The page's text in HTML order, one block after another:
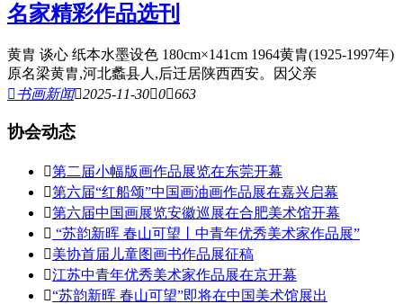
名家精彩作品选刊
黄胄 谈心 纸本水墨设色 180cm×141cm 1964黄胄(1925-1997年)
原名梁黄胄,河北蠡县人,后迁居陕西西安。因父亲
书画新闻2025-11-300663
协会动态
第二届小幅版画作品展览在东莞开幕
第六届“红船颂”中国画油画作品展在嘉兴启幕
第六届中国画展览安徽巡展在合肥美术馆开幕
 “苏韵新晖 春山可望丨中青年优秀美术家作品展”
美协首届儿童图画书作品展征稿
江苏中青年优秀美术家作品展在京开幕
“苏韵新晖 春山可望”即将在中国美术馆展出